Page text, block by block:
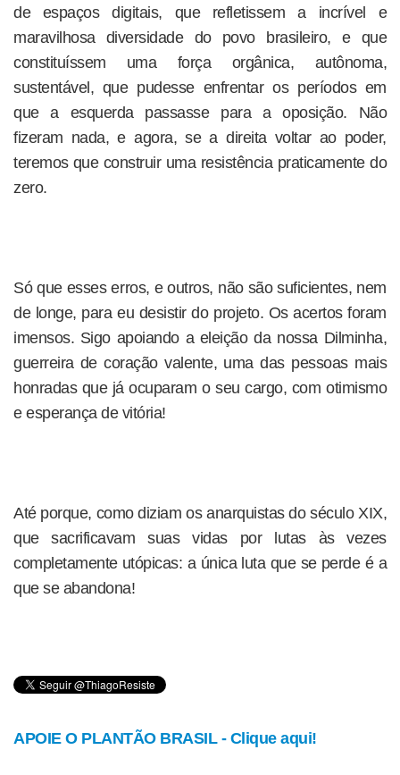
de espaços digitais, que refletissem a incrível e
maravilhosa diversidade do povo brasileiro, e que
constituíssem uma força orgânica, autônoma,
sustentável, que pudesse enfrentar os períodos em
que a esquerda passasse para a oposição. Não
fizeram nada, e agora, se a direita voltar ao poder,
teremos que construir uma resistência praticamente do
zero.
Só que esses erros, e outros, não são suficientes, nem
de longe, para eu desistir do projeto. Os acertos foram
imensos. Sigo apoiando a eleição da nossa Dilminha,
guerreira de coração valente, uma das pessoas mais
honradas que já ocuparam o seu cargo, com otimismo
e esperança de vitória!
Até porque, como diziam os anarquistas do século XIX,
que sacrificavam suas vidas por lutas às vezes
completamente utópicas: a única luta que se perde é a
que se abandona!
APOIE O PLANTÃO BRASIL - Clique aqui!